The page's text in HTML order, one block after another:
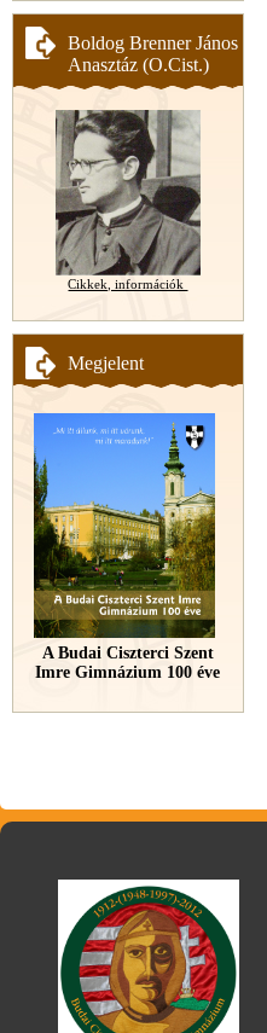
Boldog Brenner János
Anasztáz (O.Cist.)
Cikkek, információk
Megjelent
A Budai Ciszterci Szent
Imre Gimnázium 100 éve